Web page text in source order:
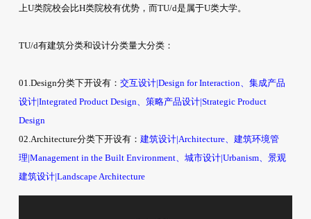
上U类院校会比H类院校有优势，而TU/d是属于U类大学。
TU/d有建筑分类和设计分类量大分类：
01.Design分类下开设有： 交互设计|Design for Interaction、集成产品
设计|Integrated Product Design、策略产品设计|Strategic Product
Design
02.Architecture分类下开设有： 建筑设计|Architecture、建筑环境管
理|Management in the Built Environment、城市设计|Urbanism、景观
建筑设计|Landscape Architecture